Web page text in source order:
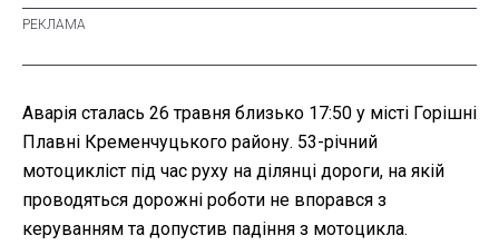
Аварія сталась 26 травня близько 17:50 у місті Горішні
Плавні Кременчуцького району. 53-річний
мотоцикліст під час руху на ділянці дороги, на якій
проводяться дорожні роботи не впорався з
керуванням та допустив падіння з мотоцикла.